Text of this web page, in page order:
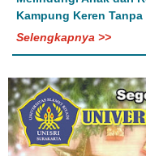
Kampung Keren
Selengkapnya >>